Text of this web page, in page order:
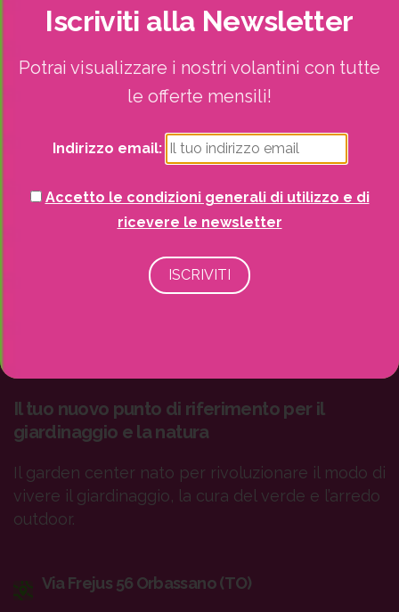
Senza categoria
Strutture da esterno
Vasi
Il tuo nuovo punto di riferimento per il
giardinaggio e la natura
Il garden center nato per rivoluzionare il modo di
vivere il giardinaggio, la cura del verde e l’arredo
outdoor.
Via Frejus 56 Orbassano (TO)
Iscriviti alla Newsletter
Potrai visualizzare i nostri volantini con tutte
le offerte mensili!
Indirizzo email:
Accetto le condizioni generali di utilizzo e di
ricevere le newsletter